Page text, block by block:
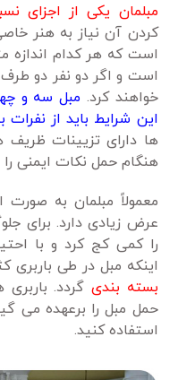
مبلمان یکی از اجزای
کردن آن نیاز به هنر
است که هر کدام اندازه
است و اگر دو نفر دو طرف
خواهند کرد. مبل سه و
این شرایط باید از
ها دارای تزیینات
هنگام حمل نکات ایمنی
معمولاً مبلمان به
عرض زیادی دارد. برای
را کمی کج کرد و با
اینکه مبل در طی
بسته بندی گردد.
حمل مبل را برعهده می
استفاده کنید.